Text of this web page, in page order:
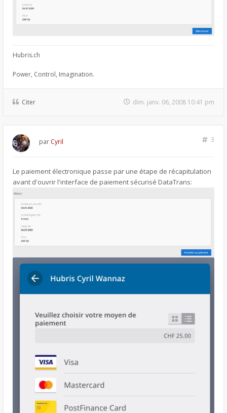
Hubris.ch
Power, Control, Imagination.
Citer dim. janv. 06, 2008 10:41 pm
3
par Cyril
Le paiement électronique passe par une étape de récapitulation
avant d'ouvrir l'interface de paiement sécurisé DataTrans: